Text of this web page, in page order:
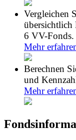
Vergleichen
übersichtlich
6 VV-Fonds.
Mehr
Berechnen
und
Mehr